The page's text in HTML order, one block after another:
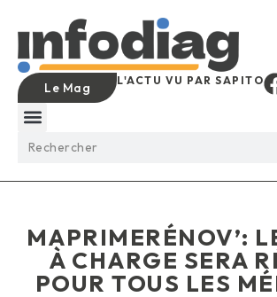
Le Mag L'ACTU VU PAR SAPITO
MAPRIMERÉNOV’:
À CHARGE SERA
POUR TOUS LES